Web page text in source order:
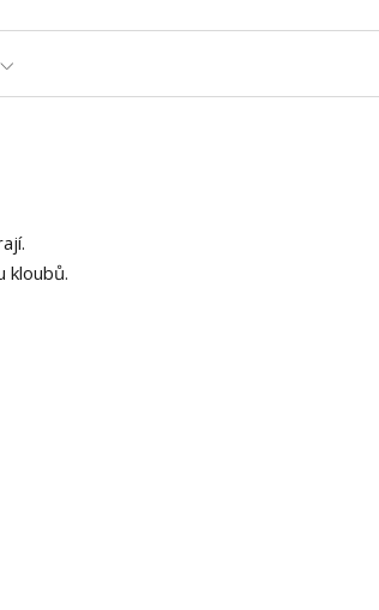
kloubů.